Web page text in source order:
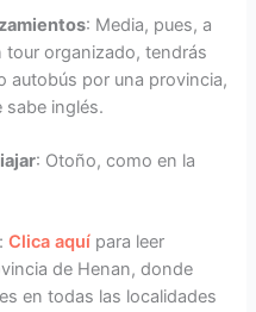
: Media, pues, a
tour organizado, tendrás
autobús por una provincia,
sabe inglés.
: Otoño, como en la
:Clica aquí para leer
de Henan, donde
en todas las localidades